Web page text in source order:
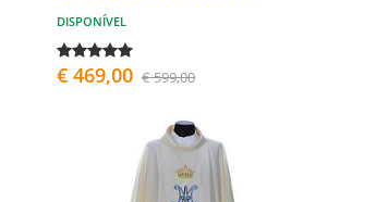
DISPONÍVEL
€ 469,00 € 599,00